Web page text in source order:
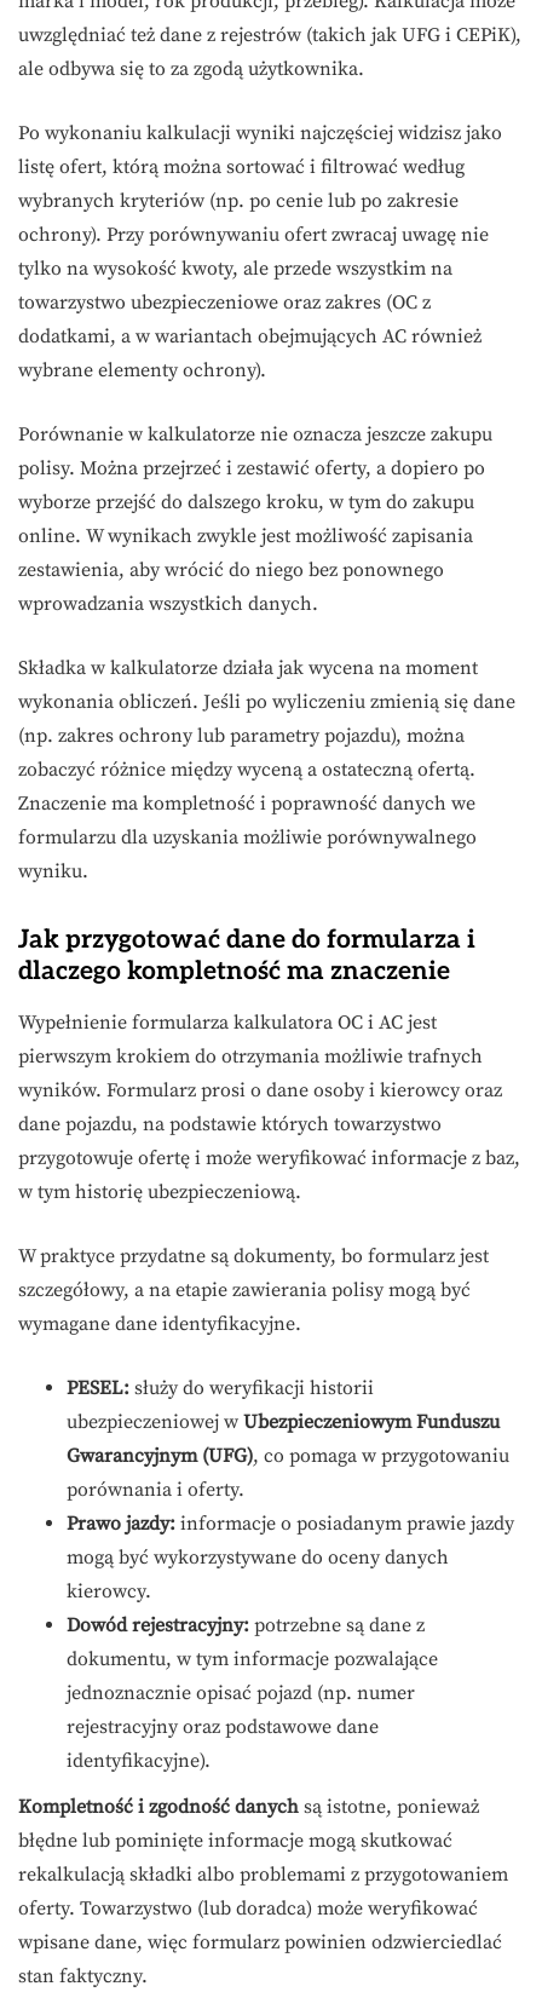
uwzględniać też dane z rejestrów (takich jak UFG i CEPiK),
ale odbywa się to za zgodą użytkownika.
Po wykonaniu kalkulacji wyniki najczęściej widzisz jako
listę ofert, którą można sortować i filtrować według
wybranych kryteriów (np. po cenie lub po zakresie
ochrony). Przy porównywaniu ofert zwracaj uwagę nie
tylko na wysokość kwoty, ale przede wszystkim na
towarzystwo ubezpieczeniowe oraz zakres (OC z
dodatkami, a w wariantach obejmujących AC również
wybrane elementy ochrony).
Porównanie w kalkulatorze nie oznacza jeszcze zakupu
polisy. Można przejrzeć i zestawić oferty, a dopiero po
wyborze przejść do dalszego kroku, w tym do zakupu
online. W wynikach zwykle jest możliwość zapisania
zestawienia, aby wrócić do niego bez ponownego
wprowadzania wszystkich danych.
Składka w kalkulatorze działa jak wycena na moment
wykonania obliczeń. Jeśli po wyliczeniu zmienią się dane
(np. zakres ochrony lub parametry pojazdu), można
zobaczyć różnice między wyceną a ostateczną ofertą.
Znaczenie ma kompletność i poprawność danych we
formularzu dla uzyskania możliwie porównywalnego
wyniku.
Jak przygotować dane do formularza i
dlaczego kompletność ma znaczenie
Wypełnienie formularza kalkulatora OC i AC jest
pierwszym krokiem do otrzymania możliwie trafnych
wyników. Formularz prosi o dane osoby i kierowcy oraz
dane pojazdu, na podstawie których towarzystwo
przygotowuje ofertę i może weryfikować informacje z baz,
w tym historię ubezpieczeniową.
W praktyce przydatne są dokumenty, bo formularz jest
szczegółowy, a na etapie zawierania polisy mogą być
wymagane dane identyfikacyjne.
PESEL: służy do weryfikacji historii
ubezpieczeniowej w Ubezpieczeniowym Funduszu
Gwarancyjnym (UFG), co pomaga w przygotowaniu
porównania i oferty.
Prawo jazdy: informacje o posiadanym prawie jazdy
mogą być wykorzystywane do oceny danych
kierowcy.
Dowód rejestracyjny: potrzebne są dane z
dokumentu, w tym informacje pozwalające
jednoznacznie opisać pojazd (np. numer
rejestracyjny oraz podstawowe dane
identyfikacyjne).
Kompletność i zgodność danych są istotne, ponieważ
błędne lub pominięte informacje mogą skutkować
rekalkulacją składki albo problemami z przygotowaniem
oferty. Towarzystwo (lub doradca) może weryfikować
wpisane dane, więc formularz powinien odzwierciedlać
stan faktyczny.